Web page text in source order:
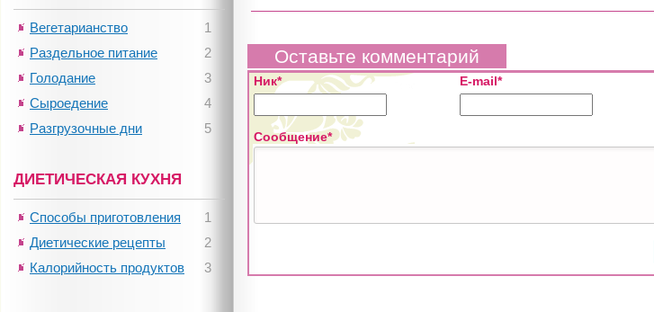
Оставьте комментарий
Ник* E-mail*
Сообщение*
1
Вегетарианство
2
Раздельное питание
3
Голодание
4
Сыроедение
5
Разгрузочные дни
ДИЕТИЧЕСКАЯ КУХНЯ
1
Способы приготовления
2
Диетические рецепты
3
Калорийность продуктов